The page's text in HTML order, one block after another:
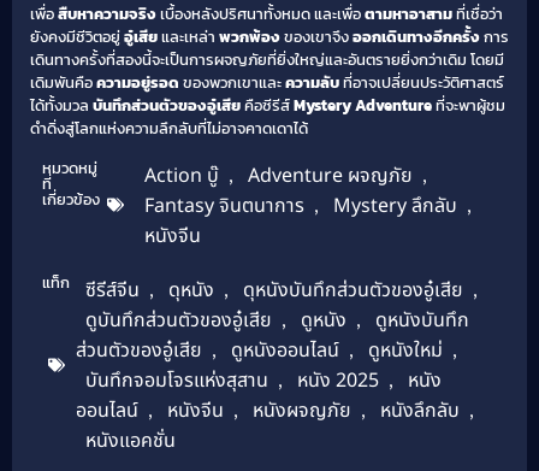
เพื่อสืบหาความจริงเบื้องหลังปริศนาทั้งหมด และเพื่อตามหาอาสามที่เชื่อว่า
ยังคงมีชีวิตอยู่อู๋เสียและเหล่า พวกพ้องของเขาจึงออกเดินทางอีกครั้งการ
เดินทางครั้งที่สองนี้จะเป็นการผจญภัยที่ยิ่งใหญ่และอันตรายยิ่งกว่าเดิม โดยมี
เดิมพันคือความอยู่รอด ของพวกเขาและความลับที่อาจเปลี่ยนประวัติศาสตร์
ได้ทั้งมวล บันทึกส่วนตัวของอู๋เสียคือซีรีส์Mystery Adventureที่จะพาผู้ชม
ดำดิ่งสู่โลกแห่งความลึกลับที่ไม่อาจคาดเดาได้
หมวดหมู่
ที่
เกี่ยวข้อง
Action บู๊ , Adventure ผจญภัย ,
Fantasy จินตนาการ , Mystery ลึกลับ ,
หนังจีน
แท็ก ซีรีส์จีน , ดุหนัง , ดุหนังบันทึกส่วนตัวของอู๋เสีย ,
ดูบันทึกส่วนตัวของอู๋เสีย , ดูหนัง ,
ดูหนังบันทึก
ส่วนตัวของอู๋เสีย , ดูหนังออนไลน์ , ดูหนังใหม่ ,
บันทึกจอมโจรแห่งสุสาน , หนัง 2025 ,
หนัง
ออนไลน์ , หนังจีน , หนังผจญภัย , หนังลึกลับ ,
หนังแอคชั่น